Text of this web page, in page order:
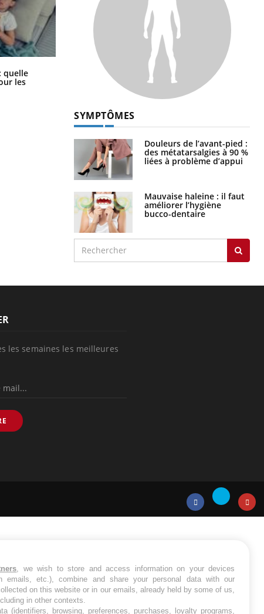
quelle
les
Syndrome métabolique : quels sont
les meilleurs exercices physiques ?
SYMPTÔMES
Douleurs de l’avant-pied :
des métatarsalgies à 90 %
liées à problème d’appui
Mauvaise haleine : il faut
améliorer l’hygiène
bucco-dentaire
les semaines les meilleures
Facebook
Twitter
, we wish to store and access information on your devices
emails, etc.), combine and share your personal data with our
on this website or in our emails, already held by some of us,
in other contexts.
(identifiers, browsing, preferences, purchases, loyalty programs,